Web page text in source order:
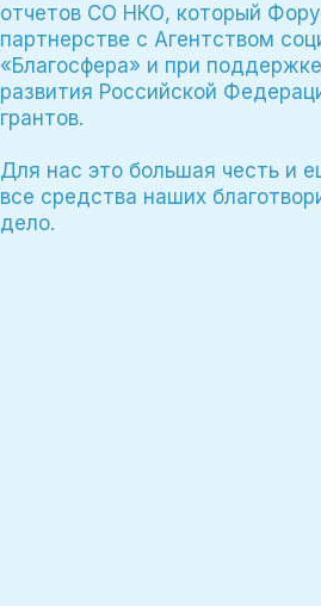
отчетов СО НКО, который
партнерстве с Агентством
«Благосфера» и при
развития Российской
грантов.
Для нас это большая честь и
все средства наших
дело.